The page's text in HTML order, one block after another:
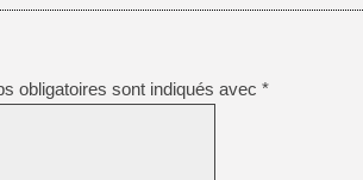
obligatoires sont indiqués avec *